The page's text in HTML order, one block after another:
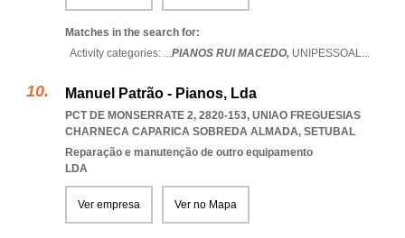
Matches in the search for:
Activity categories: ...PIANOS RUI MACEDO, UNIPESSOAL...
Manuel Patrão - Pianos, Lda
PCT DE MONSERRATE 2, 2820-153, UNIAO FREGUESIAS
CHARNECA CAPARICA SOBREDA ALMADA, SETUBAL
Reparação e manutenção de outro equipamento
LDA
Ver empresa Ver no Mapa